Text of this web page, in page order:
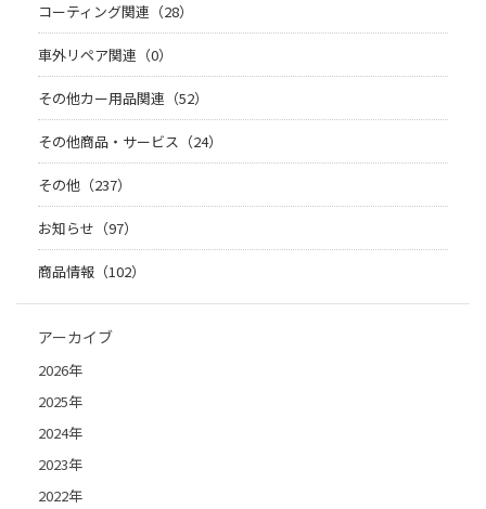
コーティング関連（28）
車外リペア関連（0）
その他カー用品関連（52）
その他商品・サービス（24）
その他（237）
お知らせ（97）
商品情報（102）
アーカイブ
2026年
2025年
2024年
2023年
2022年